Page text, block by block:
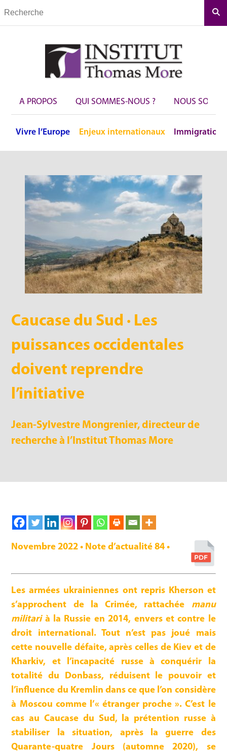
A PROPOS QUI SOMMES-NOUS ? NOUS
Vivre l’Europe Enjeux internationaux Immigration
Caucase du Sud · Les
puissances occidentales
doivent reprendre
l’initiative
Jean-Sylvestre Mongrenier, directeur de
recherche à l’Institut Thomas More
Novembre 2022 • Note d’actualité 84 •
Les armées ukrainiennes ont repris Kherson et
s’approchent de la Crimée, rattachée manu
militarià la Russie en 2014, envers et contre le
droit international. Tout n’est pas joué mais
cette nouvelle défaite, après celles de Kiev et de
Kharkiv, et l’incapacité russe à conquérir la
totalité du Donbass, réduisent le pouvoir et
l’influence du Kremlin dans ce que l’on considère
à Moscou comme l’« étranger proche ». C’est le
cas au Caucase du Sud, la prétention russe à
stabiliser la situation, après la guerre des
Quarante-quatre Jours (automne 2020), se